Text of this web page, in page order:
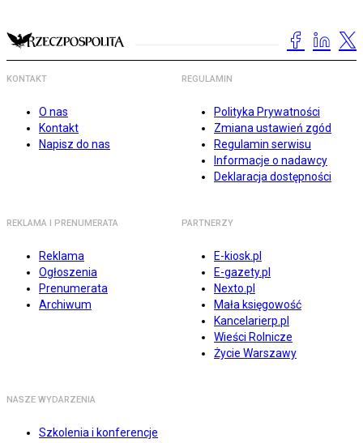
KONTAKT
O nas
Kontakt
Napisz do nas
REGULAMIN
Polityka Prywatności
Zmiana ustawień zgód
Regulamin serwisu
Informacje o nadawcy
Deklaracja dostępności
REKLAMA I PRENUMERATA
Reklama
Ogłoszenia
Prenumerata
Archiwum
PARTNERZY
E-kiosk.pl
E-gazety.pl
Nexto.pl
Mała księgowość
Kancelarierp.pl
Wieści Rolnicze
Życie Warszawy
NASZE WYDARZENIA
Szkolenia i konferencje